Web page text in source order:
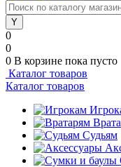
0
0
0 В корзине пока пусто
Каталог товаров
Каталог товаров
Судьям